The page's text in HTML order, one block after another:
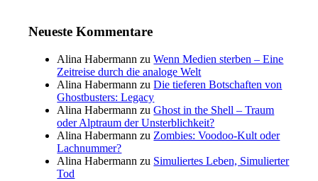
Neueste Kommentare
Alina Habermann zuWenn Medien sterben – Eine
Zeitreise durch die analoge Welt
Alina Habermann zuDie tieferen Botschaften von
Ghostbusters: Legacy
Alina Habermann zuGhost in the Shell – Traum
oder Alptraum der Unsterblichkeit?
Alina Habermann zu Zombies: Voodoo-Kult oder
Lachnummer?
Alina Habermann zu Simuliertes Leben, Simulierter
Tod